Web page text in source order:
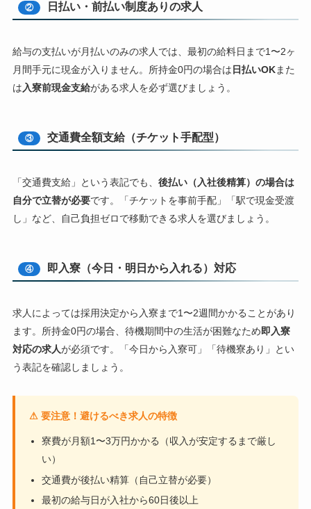
② 日払い・前払い制度ありの求人
給与の支払いが月払いのみの求人では、最初の給料日まで1〜2ヶ
月間手元に現金が入りません。所持金0円の場合は 日払いOKまた
は入寮前現金支給がある求人を必ず選びましょう。
③ 交通費全額支給（チケット手配型）
「交通費支給」という表記でも、 後払い（入社後精算）の場合は
自分で立替が必要です。「チケットを事前手配」「駅で現金受渡
し」など、自己負担ゼロで移動できる求人を選びましょう。
④ 即入寮（今日・明日から入れる）対応
求人によっては採用決定から入寮まで1〜2週間かかることがあり
ます。所持金0円の場合、待機期間中の生活が困難なため即入寮
対応の求人が必須です。「今日から入寮可」「待機寮あり」とい
う表記を確認しましょう。
⚠ 要注意！避けるべき求人の特徴
寮費が月額1〜3万円かかる（収入が安定するまで厳し
い）
交通費が後払い精算（自己立替が必要）
最初の給与日が入社から60日後以上